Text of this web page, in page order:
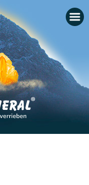
Startseite